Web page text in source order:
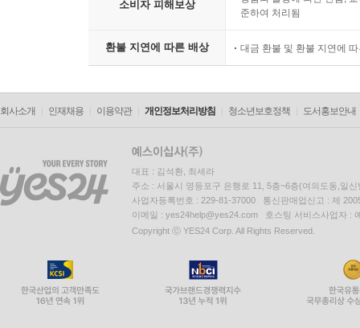
소비자 피해보상
준하여 처리됨
환불 지연에 따른 배상 대금 환불 및 환불 지연에
회사소개 인재채용 이용약관 개인정보처리방침 청소년보호정책 도서홍보안내
대표 : 김석환, 최세라
주소 : 서울시 영등포구 은행로 11, 5층~6층(여의도동,일신
사업자등록번호 : 229-81-37000 통신판매업신고 : 제
이메일 : yes24help@yes24.com 호스팅 서비스사업자 :
Copyright ⓒ YES24 Corp. All Rights Reserved.